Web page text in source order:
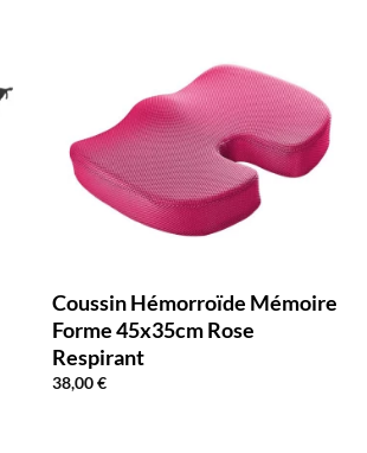
Coussin Hémorroïde Mémoire
Forme 45x35cm Rose
Respirant
38,00€